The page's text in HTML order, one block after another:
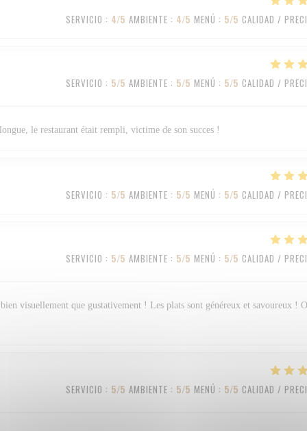
SERVICIO : 4/5 AMBIENTE : 4/5 MENÚ : 5/5 CALIDAD /
SERVICIO : 5/5 AMBIENTE : 5/5 MENÚ : 5/5 CALIDAD /
le restaurant était rempli, victime de son succes !
SERVICIO : 5/5 AMBIENTE : 5/5 MENÚ : 5/5 CALIDAD /
SERVICIO : 5/5 AMBIENTE : 5/5 MENÚ : 5/5 CALIDAD /
visuellement que gustativement ! Les plats sont généreux et savoureux !
SERVICIO : 5/5 AMBIENTE : 5/5 MENÚ : 5/5 CALIDAD /